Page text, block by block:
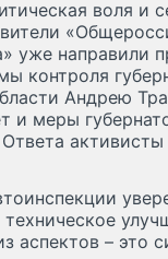
воля и
уже направили
контроля
Андрею
и меры
активисты
техническое
аспектов – это